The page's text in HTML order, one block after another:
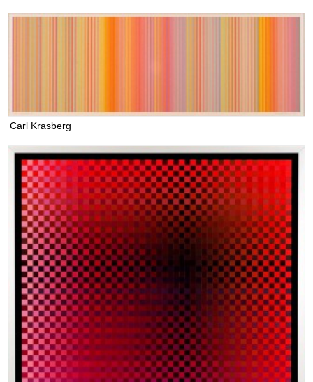
Carl Krasberg